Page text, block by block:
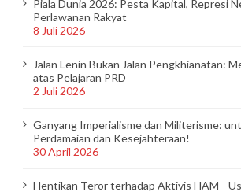
Piala Dunia 2026: Pesta Kapital, Represi
Perlawanan Rakyat
8 Juli 2026
Jalan Lenin Bukan Jalan Pengkhianatan:
atas Pelajaran PRD
2 Juli 2026
Ganyang Imperialisme dan Militerisme:
Perdamaian dan Kesejahteraan!
30 April 2026
Hentikan Teror terhadap Aktivis